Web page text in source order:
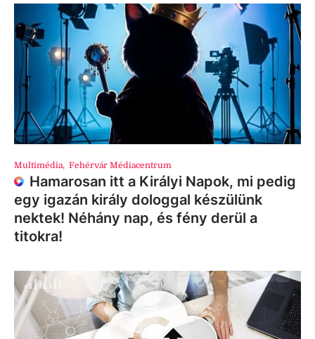
Multimédia, Fehérvár Médiacentrum
Hamarosan itt a Királyi Napok, mi pedig
egy igazán király dologgal készülünk
nektek! Néhány nap, és fény derül a
titokra!